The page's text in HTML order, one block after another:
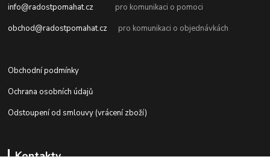
info@radostpomahat.cz pro komunikaci o pomoci
obchod@radostpomahat.cz pro komunikaci o objednávkách
Obchodní podmínky
Ochrana osobních údajů
Odstoupení od smlouvy (vrácení zboží)